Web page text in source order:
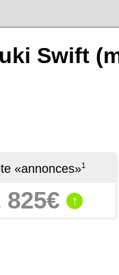
Swift
«annonces»1
825€ ↑